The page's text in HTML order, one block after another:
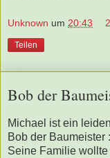
Unknown um 20:43
Teilen
Bob der
Michael ist ein
Bob der Baumeister
Seine Familie